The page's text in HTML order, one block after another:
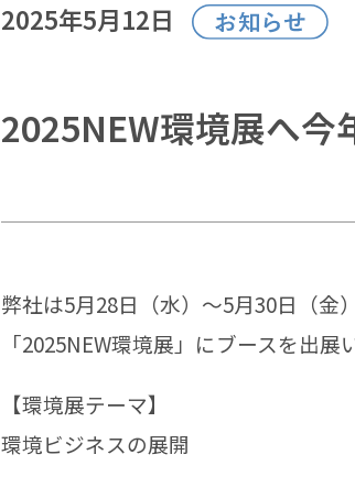
2025年5月12日
2025NEW環境展へ今
弊社は5月28日（水）～5月30日（金
「2025NEW環境展」にブースを出展
【環境展テーマ】
環境ビジネスの展開